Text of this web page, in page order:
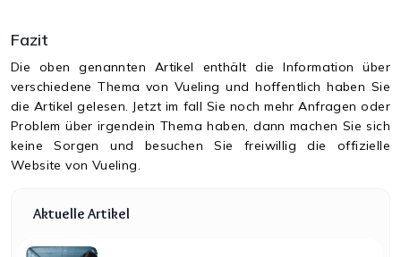
Fazit
Die oben genannten Artikel enthält die Information über
verschiedene Thema von Vueling und hoffentlich haben Sie
die Artikel gelesen. Jetzt im fall Sie noch mehr Anfragen oder
Problem über irgendein Thema haben, dann machen Sie sich
keine Sorgen und besuchen Sie freiwillig die offizielle
Website von Vueling.
Aktuelle Artikel